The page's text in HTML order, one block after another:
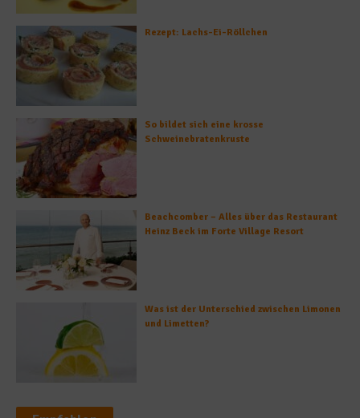
Rezept: Lachs-Ei-Röllchen
So bildet sich eine krosse
Schweinebratenkruste
Beachcomber – Alles über das Restaurant
Heinz Beck im Forte Village Resort
Was ist der Unterschied zwischen Limonen
und Limetten?